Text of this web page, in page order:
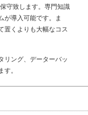
守致します。専門知識
が導入可能です。ま
置くよりも大幅なコス
リング、データーバッ
。